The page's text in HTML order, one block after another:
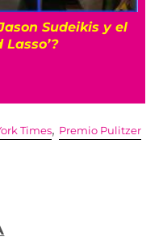
Sudeikis y el
Lasso’?
Times, Premio Pulitzer